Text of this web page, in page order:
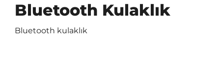
Bluetooth Kulaklık
Bluetooth kulaklık